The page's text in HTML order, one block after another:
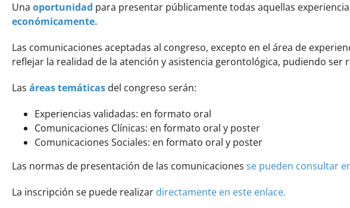
Una oportunidad para presentar públicamente todas aquellas
económicamente.
Las comunicaciones aceptadas al congreso, excepto en el área de
reflejar la realidad de la atención y asistencia gerontológica, pudiendo
Las áreas temáticas del congreso serán:
Experiencias validadas: en formato oral
Comunicaciones Clínicas: en formato oral y poster
Comunicaciones Sociales: en formato oral y poster
Las normas de presentación de las comunicaciones se pueden consultar
La inscripción se puede realizar directamente en este enlace.